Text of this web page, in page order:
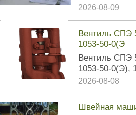
2026-08-09
Вентиль СПЭ
1053-50-0(Э
Вентиль СПЭ
1053-50-0(Э),
2026-08-08
Швейная